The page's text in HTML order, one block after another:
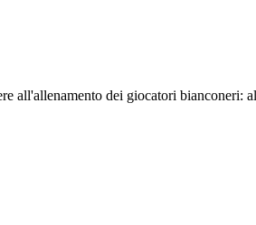
all'allenamento dei giocatori bianconeri: